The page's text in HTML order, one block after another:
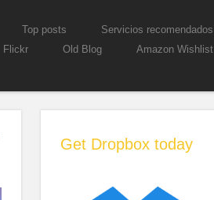
Top posts
Servicios recomendados
Flickr Old Blog Amazon Wishlist
Get Dropbox today